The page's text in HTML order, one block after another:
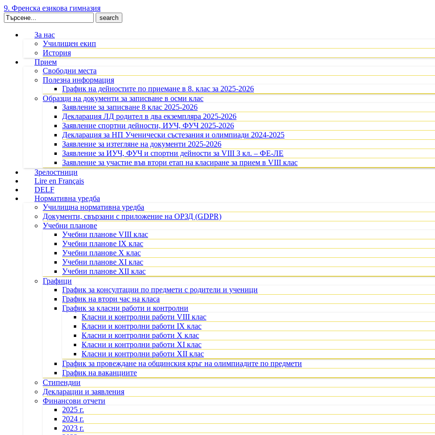
9. Френска езикова гимназия
Search
for:
За нас
Училищен екип
История
Прием
Свободни места
Полезна информация
График на дейностите по приемане в 8. клас за 2025-2026
Образци на документи за записване в осми клас
Заявление за записване 8 клас 2025-2026
Декларация ЛД родител в два екземпляра 2025-2026
Заявление спортни дейности, ИУЧ, ФУЧ 2025-2026
Декларация за НП Ученически състезания и олимпиади 2024-2025
Заявление за изтегляне на документи 2025-2026
Заявление за ИУЧ, ФУЧ и спортни дейности за VIII З кл. – ФЕ-ЛЕ
Заявление за участие във втори етап на класиране за прием в VIII клас
Зрелостници
Lire en Français
DELF
Нормативна уредба
Училищна нормативна уредба
Документи, свързани с приложение на ОРЗД (GDPR)
Учебни планове
Учебни планове VIII клас
Учебни планове IX клас
Учебни планове X клас
Учебни планове XI клас
Учебни планове XII клас
Графици
График за консултации по предмети с родители и ученици
График на втори час на класа
График за класни работи и контролни
Класни и контролни работи VIII клас
Класни и контролни работи IX клас
Класни и контролни работи X клас
Класни и контролни работи XI клас
Класни и контролни работи XII клас
График за провеждане на общинския кръг на олимпиадите по предмети
График на ваканциите
Стипендии
Декларации и заявления
Финансови отчети
2025 г.
2024 г.
2023 г.